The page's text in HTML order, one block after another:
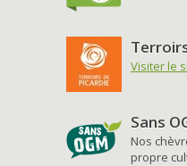
Visiter le
Sans
Nos
propre